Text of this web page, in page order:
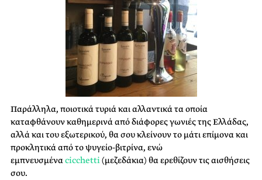
Παράλληλα, ποιοτικά τυριά και αλλαντικά τα οποία
καταφθάνουν καθημερινά από διάφορες γωνιές της Ελλάδας,
αλλά και του εξωτερικού, θα σου κλείνουν το μάτι επίμονα και
προκλητικά από το ψυγείο-βιτρίνα, ενώ
εμπνευσμέναcicchetti(μεζεδάκια) θα ερεθίζουν τις αισθήσεις
σου.